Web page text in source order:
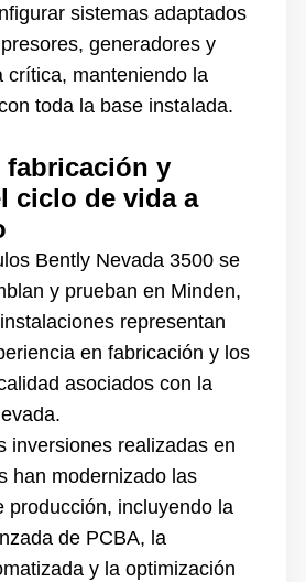
sistemas adaptados
generadores y
crítica, manteniendo la
toda la base instalada.
fabricación y
ciclo de vida a
Bently Nevada 3500 se
y prueban en Minden,
representan
en fabricación y los
asociados con la
inversiones realizadas en
han modernizado las
producción, incluyendo la
de PCBA, la
y la optimización